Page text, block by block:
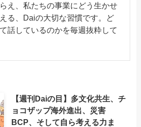
え、私たちの事業にどう生かせ
る、Daiの大切な習慣です。ど
話しているのかを毎週抜粋して
【週刊Daiの目】多文化共生、チ
ョコザップ海外進出、災害
BCP、そして自ら考える力ま